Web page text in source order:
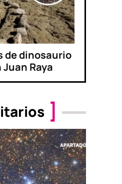
de dinosaurio
Raya